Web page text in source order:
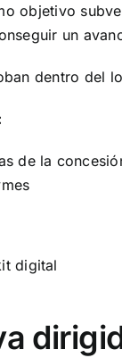
objetivo
un
dentro del
de la
digital